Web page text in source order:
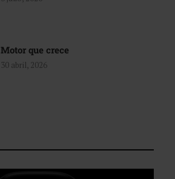
Motor que crece
30 abril, 2026